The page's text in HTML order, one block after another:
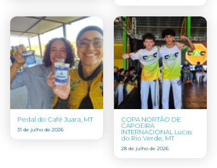
Pedal do Café Juara, MT
31 de julho de 2026
COPA NORTÃO DE
CAPOEIRA
INTERNACIONAL Lucas
do Rio Verde, MT
28 de julho de 2026